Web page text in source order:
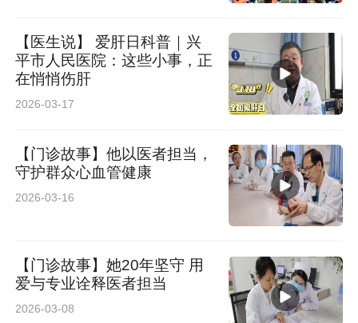
【医生说】 爱肝日科普｜兴
平市人民医院：这些小事，正
在悄悄伤肝
2026-03-17
【门诊故事】他以医者担当，
守护群众心血管健康
2026-03-16
【门诊故事】她20年坚守 用
爱与专业诠释医者担当
2026-03-08